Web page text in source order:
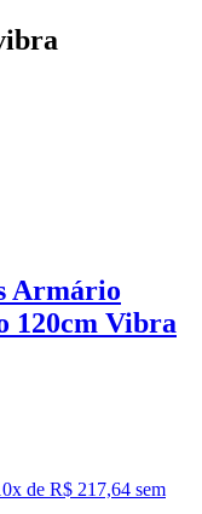
Armário
120cm Vibra
x de R$ 217,64 sem